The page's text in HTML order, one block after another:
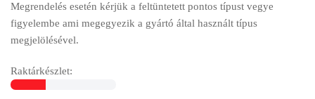
Megrendelés esetén kérjük a feltüntetett pontos típust vegye
figyelembe ami megegyezik a gyártó által használt típus
megjelölésével.
Raktárkészlet: